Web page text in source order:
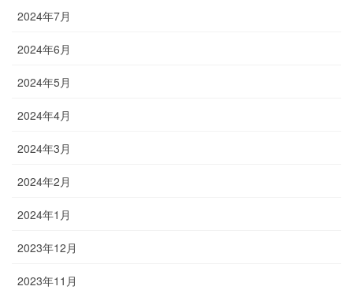
2024年7月
2024年6月
2024年5月
2024年4月
2024年3月
2024年2月
2024年1月
2023年12月
2023年11月